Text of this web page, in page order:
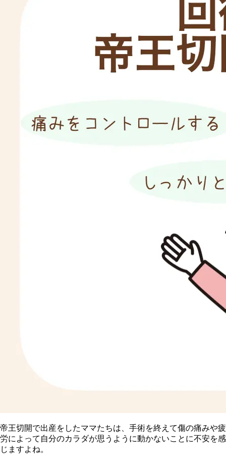
帝王切開で出産をしたママたちは、手術を終えて傷の痛みや疲
労によって自分のカラダが思うように動かないことに不安を感
じますよね。